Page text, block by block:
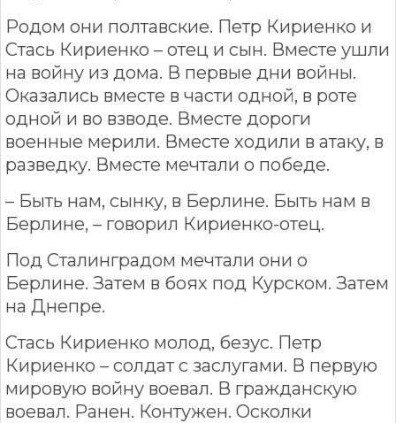
Родом они полтавские. Петр Кириенко и
Стась Кириенко – отец и сын. Вместе ушли
на войну из дома. В первые дни войны.
Оказались вместе в части одной, в роте
одной и во взводе. Вместе дороги
военные мерили. Вместе ходили в атаку, в
разведку. Вместе мечтали о победе.
– Быть нам, сынку, в Берлине. Быть нам в
Берлине, – говорил Кириенко-отец.
Под Сталинградом мечтали они о
Берлине. Затем в боях под Курском. Затем
на Днепре.
Стась Кириенко молод, безус. Петр
Кириенко – солдат с заслугами. В первую
мировую войну воевал. В гражданскую
воевал. Ранен. Контужен. Осколки